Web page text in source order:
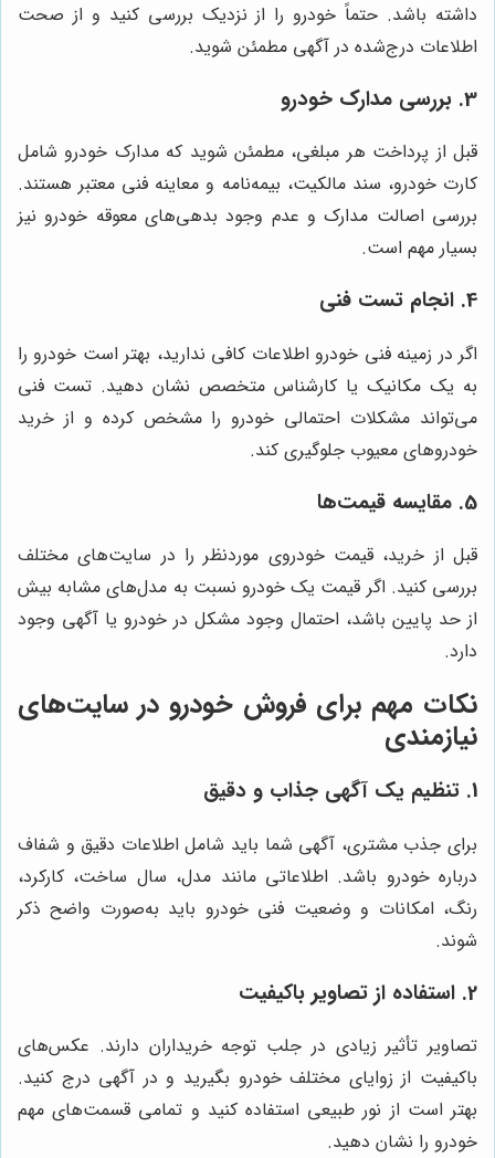
داشته باشد. حتماً خودرو را از نزدیک بررسی کنید و از صحت
اطلاعات درج‌شده در آگهی مطمئن شوید.
3. بررسی مدارک خودرو
قبل از پرداخت هر مبلغی، مطمئن شوید که مدارک خودرو شامل
کارت خودرو، سند مالکیت، بیمه‌نامه و معاینه فنی معتبر هستند.
بررسی اصالت مدارک و عدم وجود بدهی‌های معوقه خودرو نیز
بسیار مهم است.
4. انجام تست فنی
اگر در زمینه فنی خودرو اطلاعات کافی ندارید، بهتر است خودرو را
به یک مکانیک یا کارشناس متخصص نشان دهید. تست فنی
می‌تواند مشکلات احتمالی خودرو را مشخص کرده و از خرید
خودروهای معیوب جلوگیری کند.
5. مقایسه قیمت‌ها
قبل از خرید، قیمت خودروی موردنظر را در سایت‌های مختلف
بررسی کنید. اگر قیمت یک خودرو نسبت به مدل‌های مشابه بیش
از حد پایین باشد، احتمال وجود مشکل در خودرو یا آگهی وجود
دارد.
نکات مهم برای فروش خودرو در سایت‌های
نیازمندی
1. تنظیم یک آگهی جذاب و دقیق
برای جذب مشتری، آگهی شما باید شامل اطلاعات دقیق و شفاف
درباره خودرو باشد. اطلاعاتی مانند مدل، سال ساخت، کارکرد،
رنگ، امکانات و وضعیت فنی خودرو باید به‌صورت واضح ذکر
شوند.
2. استفاده از تصاویر باکیفیت
تصاویر تأثیر زیادی در جلب توجه خریداران دارند. عکس‌های
باکیفیت از زوایای مختلف خودرو بگیرید و در آگهی درج کنید.
بهتر است از نور طبیعی استفاده کنید و تمامی قسمت‌های مهم
خودرو را نشان دهید.